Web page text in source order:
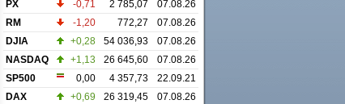
PX -0,71 2 785,07
07.08.26
RM
-1,20 772,27
07.08.26
DJIA
+0,28 54 036,93
07.08.26
NASDAQ
+1,13 26 645,60
07.08.26
SP500
0,00 4 357,73
22.09.21
DAX
+0,69 26 319,45 07.08.26